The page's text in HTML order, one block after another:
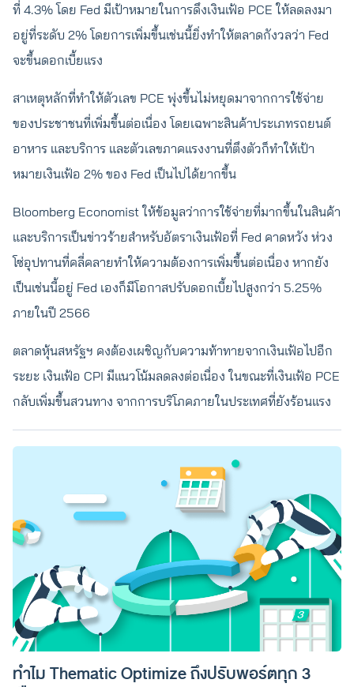
ที่ 4.3% โดย Fed มีเป้าหมายในการดึงเงินเฟ้อ PCE ให้ลดลงมา
อยู่ที่ระดับ 2% โดยการเพิ่มขึ้นเช่นนี้ยิ่งทำให้ตลาดกังวลว่า Fed
จะขึ้นดอกเบี้ยแรง
สาเหตุหลักที่ทำให้ตัวเลข PCE พุ่งขึ้นไม่หยุดมาจากการใช้จ่าย
ของประชาชนที่เพิ่มขึ้นต่อเนื่อง โดยเฉพาะสินค้าประเภทรถยนต์
อาหาร และบริการ และตัวเลขภาคแรงงานที่ตึงตัวก็ทำให้เป้า
หมายเงินเฟ้อ 2% ของ Fed เป็นไปได้ยากขึ้น
Bloomberg Economist ให้ข้อมูลว่าการใช้จ่ายที่มากขึ้นในสินค้า
และบริการเป็นข่าวร้ายสำหรับอัตราเงินเฟ้อที่ Fed คาดหวัง ห่วง
โซ่อุปทานที่คลี่คลายทำให้ความต้องการเพิ่มขึ้นต่อเนื่อง หากยัง
เป็นเช่นนี้อยู่ Fed เองก็มีโอกาสปรับดอกเบี้ยไปสูงกว่า 5.25%
ภายในปี 2566
ตลาดหุ้นสหรัฐฯ คงต้องเผชิญกับความท้าทายจากเงินเฟ้อไปอีก
ระยะ เงินเฟ้อ CPI มีแนวโน้มลดลงต่อเนื่อง ในขณะที่เงินเฟ้อ PCE
กลับเพิ่มขึ้นสวนทาง จากการบริโภคภายในประเทศที่ยังร้อนแรง
ทำไม Thematic Optimize ถึงปรับพอร์ตทุก 3